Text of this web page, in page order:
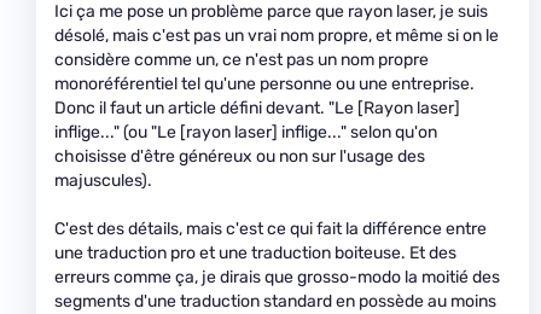
Ici ça me pose un problème parce que rayon laser, je suis
désolé, mais c'est pas un vrai nom propre, et même si on le
considère comme un, ce n'est pas un nom propre
monoréférentiel tel qu'une personne ou une entreprise.
Donc il faut un article défini devant. "Le [Rayon laser]
inflige..." (ou "Le [rayon laser] inflige..." selon qu'on
choisisse d'être généreux ou non sur l'usage des
majuscules).
C'est des détails, mais c'est ce qui fait la différence entre
une traduction pro et une traduction boiteuse. Et des
erreurs comme ça, je dirais que grosso-modo la moitié des
segments d'une traduction standard en possède au moins